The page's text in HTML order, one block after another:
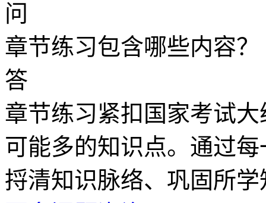
问
章节练习包含哪些内容？
答
章节练习紧扣国家考试
可能多的知识点。通过
捋清知识脉络、巩固所学